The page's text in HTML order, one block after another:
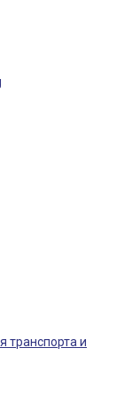
транспорта и